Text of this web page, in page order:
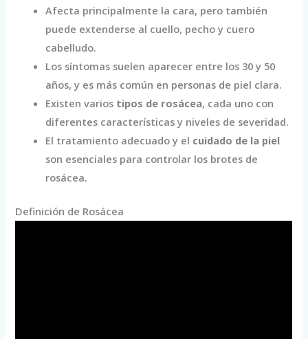
Afecta principalmente la cara, pero también
puede extenderse al cuello, pecho y cuero
cabelludo.
Los síntomas suelen aparecer entre los 30 y 50
años, y es más común en personas de piel clara.
Existen varios tipos de rosácea, cada uno con
diferentes características y niveles de severidad.
El tratamiento adecuado y el cuidado de la piel
son esenciales para controlar los brotes de
rosácea.
Definición de Rosácea